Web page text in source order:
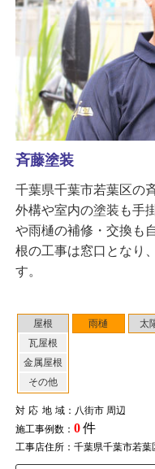
屋根
瓦屋根
金属屋根
その他
雨樋 太
対応地域：八街市 周辺
施工事例数： 0件
工事店住所：千葉県千葉市若葉
斉藤塗装
千葉県千葉市若葉区の
外構や室内の塗装も手
や雨樋の補修・交換も
根の工事は窓口となり
す。